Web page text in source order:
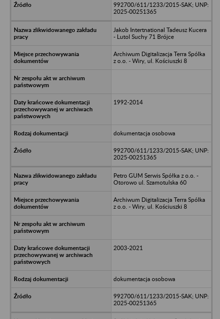
992700/611/1233/2015-SAK; UNP:
2025-00251365
Jakob Intertnational Tadeusz Kucera
- Lutol Suchy 71 Brójce
Archiwum Digitalizacja Terra Spólka
z o.o. - Wiry, ul. Kościuszki 8
1992-2014
dokumentacja osobowa
992700/611/1233/2015-SAK; UNP:
2025-00251365
Petro GUM Serwis Spółka z o.o. -
Otorowo ul. Szamotulska 60
Archiwum Digitalizacja Terra Spólka
z o.o. - Wiry, ul. Kościuszki 8
2003-2021
dokumentacja osobowa
992700/611/1233/2015-SAK; UNP:
2025-00251365